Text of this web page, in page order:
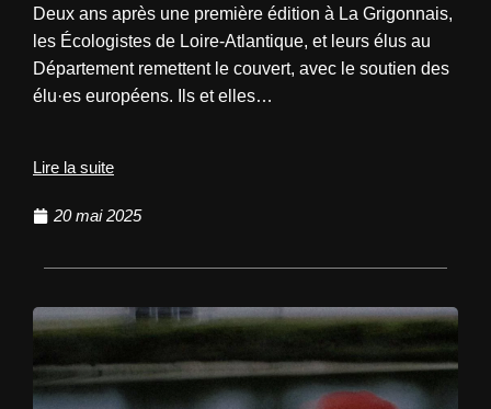
Deux ans après une première édition à La Grigonnais,
les Écologistes de Loire-Atlantique, et leurs élus au
Département remettent le couvert, avec le soutien des
élu·es européens. Ils et elles…
Lire la suite
20 mai 2025